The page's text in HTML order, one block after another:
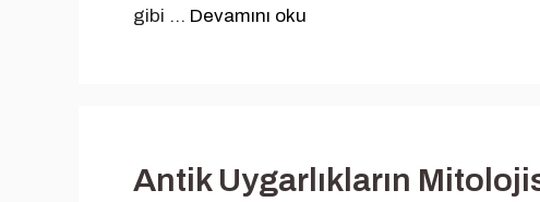
gibi … Devamını oku
Antik Uygarlıkların